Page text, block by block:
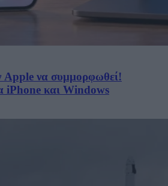
να συμμορφωθεί!
iPhone και Windows